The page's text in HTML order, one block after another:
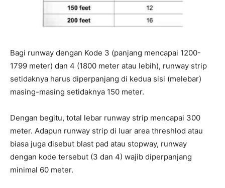
Bagi runway dengan Kode 3 (panjang mencapai 1200-
1799 meter) dan 4 (1800 meter atau lebih), runway strip
setidaknya harus diperpanjang di kedua sisi (melebar)
masing-masing setidaknya 150 meter.
Dengan begitu, total lebar runway strip mencapai 300
meter. Adapun runway strip di luar area threshlod atau
biasa juga disebut blast pad atau stopway, runway
dengan kode tersebut (3 dan 4) wajib diperpanjang
minimal 60 meter.